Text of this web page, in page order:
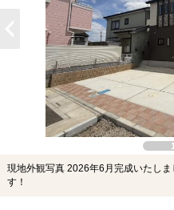
現地外観写真 2026年6月完成いたし
す！